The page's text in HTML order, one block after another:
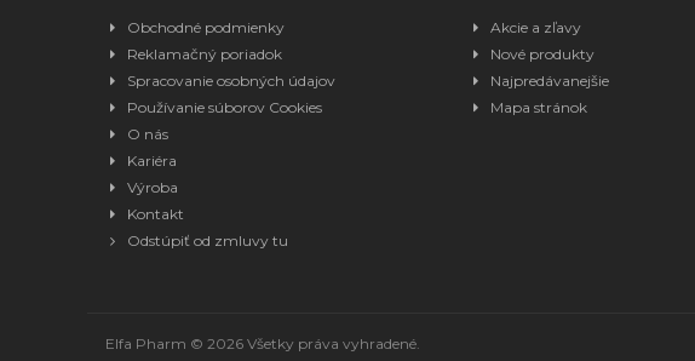
Obchodné podmienky
Reklamačný poriadok
Spracovanie osobných údajov
Používanie súborov Cookies
O nás
Kariéra
Výroba
Kontakt
Odstúpiť od zmluvy tu
Akcie a zľavy
Nové produkty
Najpredávanejšie
Mapa stránok
Elfa Pharm © 2026 Všetky práva vyhradené.